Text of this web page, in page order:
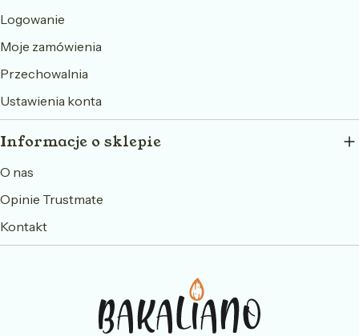
Logowanie
Moje zamówienia
Przechowalnia
Ustawienia konta
Informacje o sklepie
O nas
Opinie Trustmate
Kontakt